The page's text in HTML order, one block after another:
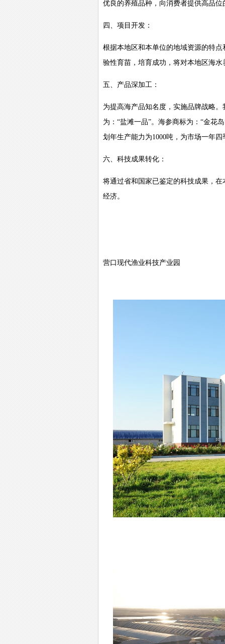
优良的养殖品种，向消费者提供高品
四、项目开发：
根据本地区和本单位的地域资源的特
验性育苗，培育成功，将对本地区海
五、产品深加工：
为提高海产品知名度，实施品牌战略
为： “盐滩一品”。海参商标为： “金花岛
划年生产能力为1000吨，为市场一年四
六、科技成果转化：
将通过省和国家已鉴定的科技成果，
经济。
营口现代渔业科技产业园